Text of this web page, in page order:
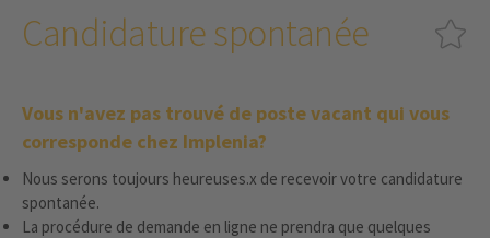
Candidature spontanée
Vous n'avez pas trouvé de poste vacant qui vous
corresponde chez Implenia?
Nous serons toujours heureuses.x de recevoir votre candidature
spontanée.
La procédure de demande en ligne ne prendra que quelques